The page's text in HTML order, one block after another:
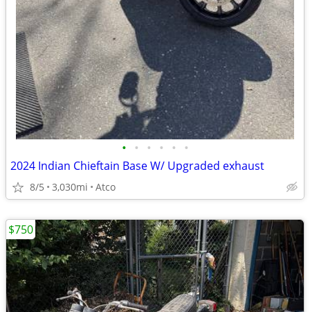
• • • • • •
2024 Indian Chieftain Base W/ Upgraded exhaust
8/5 3,030mi Atco
$750